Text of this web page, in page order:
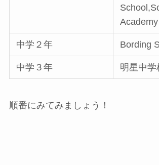
Academy
中学２年 Bording
中学３年 明星中学
順番にみてみましょう！